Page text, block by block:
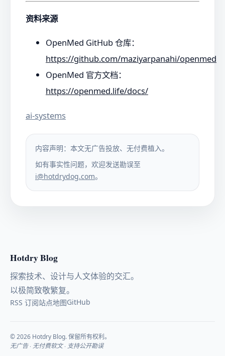
资料来源
OpenMed GitHub 仓库：
https://github.com/maziyarpanahi/openmed
OpenMed 官方文档：
https://openmed.life/docs/
ai-systems
内容声明：本文无广告投放、无付费植入。
如有事实性问题，欢迎发送勘误至
i@hotdrydog.com。
Hotdry Blog
探索技术、设计与人文体验的交汇。
以极简致敬繁复。
RSS 订阅站点地图GitHub
© 2026 Hotdry Blog. 保留所有权利。
无广告 · 无付费软文 · 支持公开勘误